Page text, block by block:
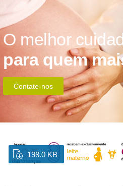
O melhor
para quem
Contate-nos
198.0 KB